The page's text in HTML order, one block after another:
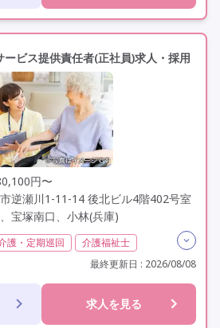
ービス提供責任者(正社員)求人・採用
円〜
逆瀬川1-11-14 後北ビル4階402号室
宝塚南口、小林(兵庫)
護・定期巡回
介護福祉士
残業月20時間以内
常勤
110日以上 学歴不問
定年なし
最終更新日 : 2026/08/08
求人を見る